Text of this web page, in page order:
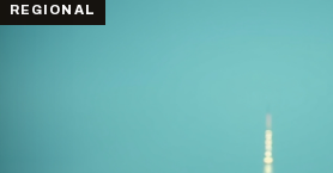
REGIONAL